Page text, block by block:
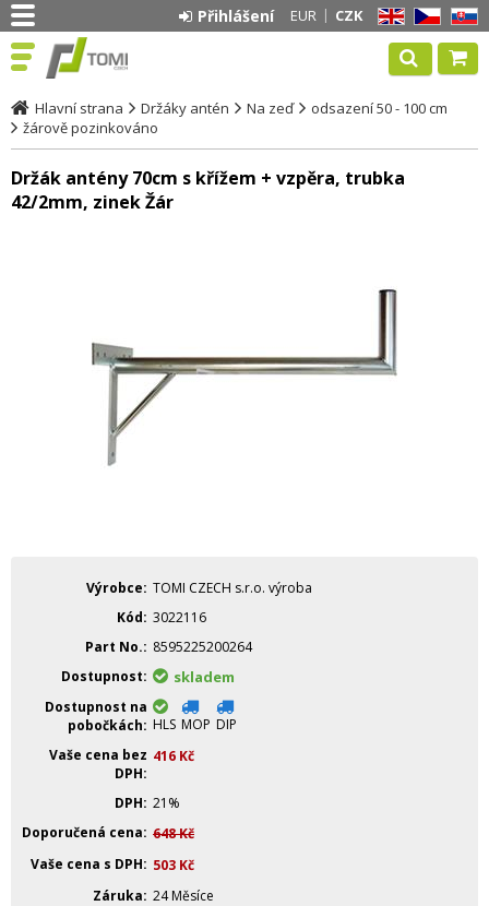
EN CZ SK
EUR CZK
Přihlášení
Hlavní strana Držáky antén Na zeď
odsazení 50 - 100 cm
žárově pozinkováno
Držák antény 70cm s křížem + vzpěra, trubka
42/2mm, zinek Žár
Výrobce TOMI CZECH s.r.o. výroba
Kód 3022116
Part No.
8595225200264
Dostupnost
skladem
Dostupnost na
pobočkách
HLS MOP DIP
Vaše cena bez
DPH
416 Kč
DPH 21%
Doporučená cena 648Kč
Vaše cena s DPH
503 Kč
Záruka 24 Měsíce